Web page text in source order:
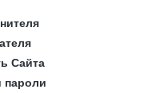
Сайта